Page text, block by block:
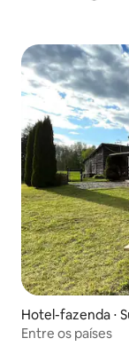
Hotel-fazenda ⋅
Entre os países